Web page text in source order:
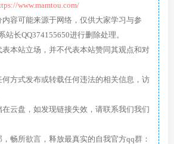
www.mamtou.com/
容可能来源于网络，仅供大家学习与参
站长QQ374155650进行删除处理。
本站立场，并不代表本站赞同其观点和对
方式发布或转载任何违法的相关信息，访
云盘，如发现链接失效，请联系我们我们
畅所欲言，释放最真实的自我官方qq群：